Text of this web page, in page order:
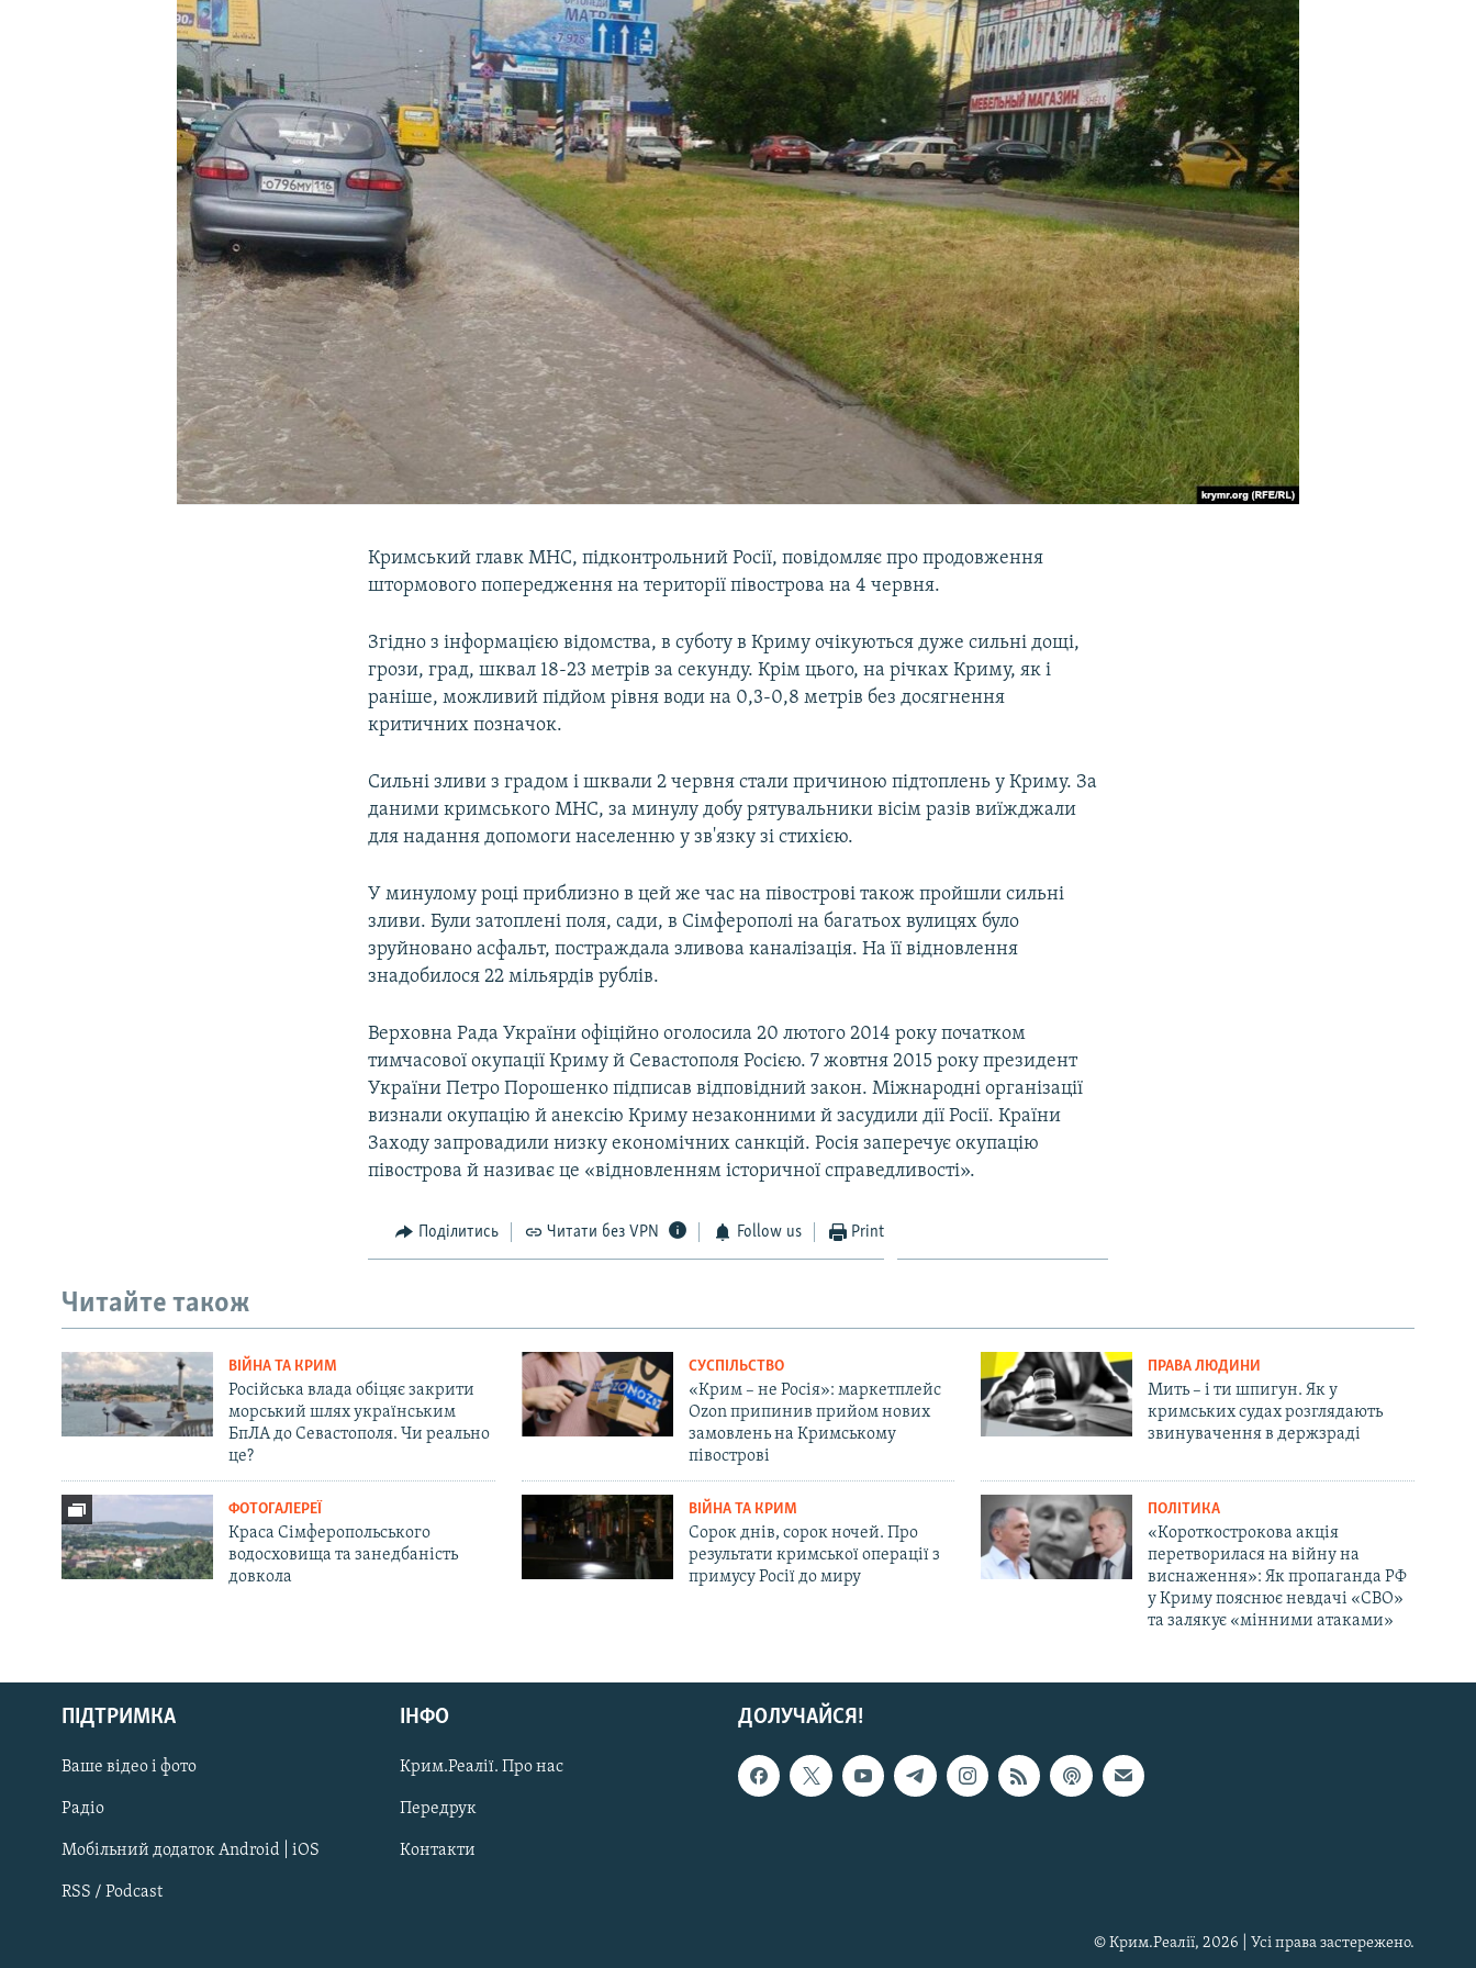
УКРАЇНСЬКА ПРОБЛЕМА КРИМУ
Русский
Qırımtatar
ДОЛУЧАЙСЯ!
Кримський главк МНС, підконтрольний Росії, повідомляє про продовження
штормового попередження на території півострова на 4 червня.
Згідно з інформацією відомства, в суботу в Криму очікуються дуже сильні дощі,
грози, град, шквал 18-23 метрів за секунду. Крім цього, на річках Криму, як і
раніше, можливий підйом рівня води на 0,3-0,8 метрів без досягнення
критичних позначок.
Сильні зливи з градом і шквали 2 червня стали причиною підтоплень у Криму. За
даними кримського МНС, за минулу добу рятувальники вісім разів виїжджали
для надання допомоги населенню у зв'язку зі стихією.
У минулому році приблизно в цей же час на півострові також пройшли сильні
зливи. Були затоплені поля, сади, в Сімферополі на багатьох вулицях було
зруйновано асфальт, постраждала зливова каналізація. На її відновлення
знадобилося 22 мільярдів рублів.
Верховна Рада України офіційно оголосила 20 лютого 2014 року початком
тимчасової окупації Криму й Севастополя Росією. 7 жовтня 2015 року президент
України Петро Порошенко підписав відповідний закон. Міжнародні організації
визнали окупацію й анексію Криму незаконними й засудили дії Росії. Країни
Заходу запровадили низку економічних санкцій. Росія заперечує окупацію
півострова й називає це «відновленням історичної справедливості».
Поділитись Читати без VPN Follow us Print
Читайте також
ВІЙНА ТА КРИМ
Російська влада обіцяє закрити
морський шлях українським
БпЛА до Севастополя. Чи реально
це?
СУСПІЛЬСТВО
«Крим – не Росія»: маркетплейс
Ozon припинив прийом нових
замовлень на Кримському
півострові
ПРАВА ЛЮДИНИ
Мить – і ти шпигун. Як у
кримських судах розглядають
звинувачення в держзраді
ФОТОГАЛЕРЕЇ
Краса Сімферопольського
водосховища та занедбаність
довкола
ВІЙНА ТА КРИМ
Сорок днів, сорок ночей. Про
результати кримської операції з
примусу Росії до миру
ПОЛІТИКА
«Короткострокова акція
перетворилася на війну на
виснаження»: Як пропаганда РФ
у Криму пояснює невдачі «СВО»
та залякує «мінними атаками»
ДОЛУЧАЙСЯ!
ПІДТРИМКА
Ваше відео і фото
Радіо
Мобільний додаток Android | iOS
RSS / Podcast
ІНФО
Крим.Реалії. Про нас
Передрук
Контакти
© Крим.Реалії, 2026 | Усі права застережено.